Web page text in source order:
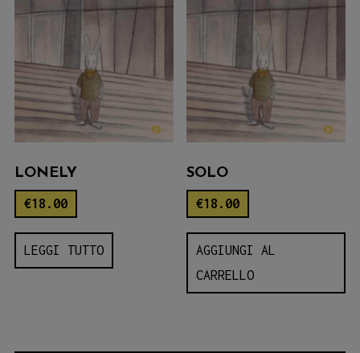
LONELY
€18.00
LEGGI TUTTO
SOLO
€18.00
AGGIUNGI AL
CARRELLO